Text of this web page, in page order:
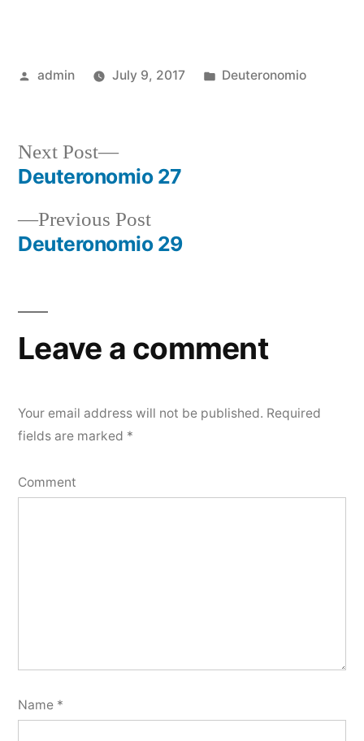
Posted
admin July 9, 2017
Posted
Deuteronomio
Post
navigation
Previous PostPrevious
post:
Deuteronomio 29
Next Post
Next
post:
Deuteronomio 27
Leave a comment
Your email address will not be published. Required
fields are marked *
Comment
Name *